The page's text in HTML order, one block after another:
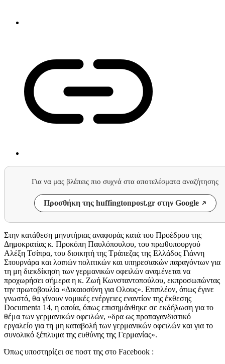
Για να μας βλέπεις πιο συχνά στα αποτελέσματα αναζήτησης
Προσθήκη της huffingtonpost.gr στην Google
Στην κατάθεση μηνυτήριας αναφοράς κατά του Προέδρου της
Δημοκρατίας κ. Προκόπη Παυλόπουλου, του πρωθυπουργού
Αλέξη Τσίπρα, του διοικητή της Τράπεζας της Ελλάδος Γιάννη
Στουρνάρα και λοιπών πολιτικών και υπηρεσιακών παραγόντων για
τη μη διεκδίκηση των γερμανικών οφειλών αναμένεται να
προχωρήσει σήμερα η κ. Ζωή Κωνσταντοπούλου, εκπροσωπώντας
την πρωτοβουλία «Δικαιοσύνη για Ολους». Επιπλέον, όπως έγινε
γνωστό, θα γίνουν νομικές ενέργειες εναντίον της έκθεσης
Documenta 14, η οποία, όπως επισημάνθηκε σε εκδήλωση για το
θέμα των γερμανικών οφειλών, «δρα ως προπαγανδιστικό
εργαλείο για τη μη καταβολή των γερμανικών οφειλών και για το
συνολικό ξέπλυμα της ευθύνης της Γερμανίας».
Όπως υποστηρίζει σε ποστ της στο Facebook :